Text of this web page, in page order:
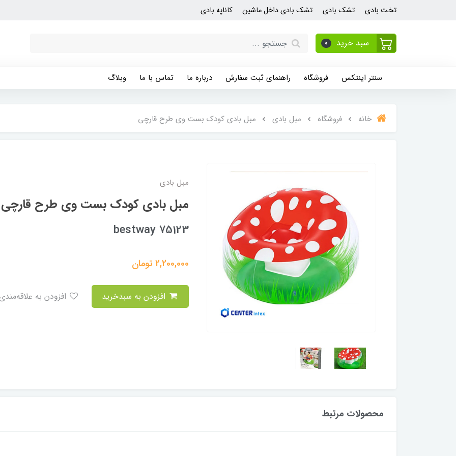
تخت بادی تشک بادی تشک بادی داخل ماشین کاناپه بادی
سبد خرید 0
سنتر اینتکس فروشگاه راهنمای ثبت سفارش درباره ما تماس با ما وبلاگ
خانه فروشگاه مبل بادی مبل بادی کودک بست وی طرح قارچی
مبل بادی
مبل بادی کودک بست وی طرح قارچی
bestway 75123
2,200,000تومان
محصولات مرتبط